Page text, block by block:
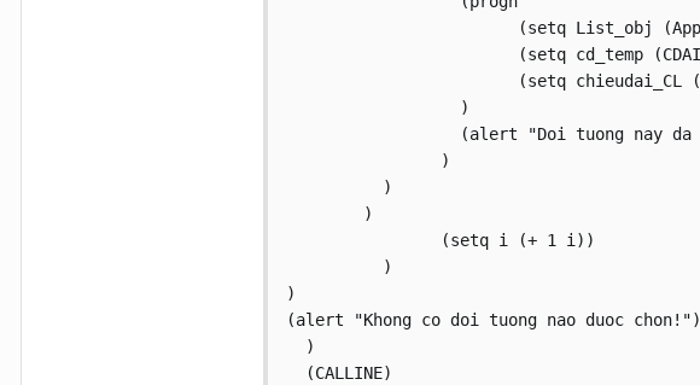
)
(alert "Khong co doi tuong nao duoc chon!")
  )
  (CALLINE)